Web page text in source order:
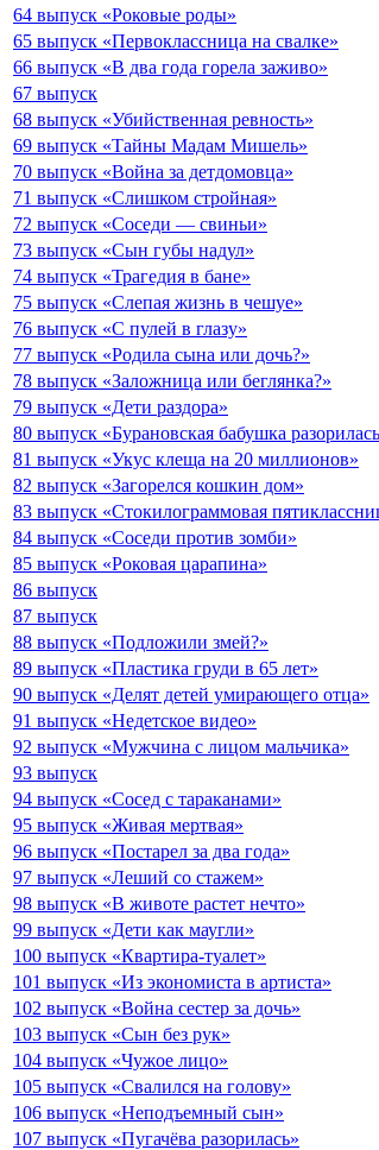
64 выпуск «Роковые роды»
65 выпуск «Первоклассница на свалке»
66 выпуск «В два года горела заживо»
67 выпуск
68 выпуск «Убийственная ревность»
69 выпуск «Тайны Мадам Мишель»
70 выпуск «Война за детдомовца»
71 выпуск «Слишком стройная»
72 выпуск «Соседи — свиньи»
73 выпуск «Сын губы надул»
74 выпуск «Трагедия в бане»
75 выпуск «Слепая жизнь в чешуе»
76 выпуск «С пулей в глазу»
77 выпуск «Родила сына или дочь?»
78 выпуск «Заложница или беглянка?»
79 выпуск «Дети раздора»
80 выпуск «Бурановская бабушка
81 выпуск «Укус клеща на 20 миллионов»
82 выпуск «Загорелся кошкин дом»
83 выпуск «Стокилограммовая
84 выпуск «Соседи против зомби»
85 выпуск «Роковая царапина»
86 выпуск
87 выпуск
88 выпуск «Подложили змей?»
89 выпуск «Пластика груди в 65 лет»
90 выпуск «Делят детей умирающего отца»
91 выпуск «Недетское видео»
92 выпуск «Мужчина с лицом мальчика»
93 выпуск
94 выпуск «Сосед с тараканами»
95 выпуск «Живая мертвая»
96 выпуск «Постарел за два года»
97 выпуск «Леший со стажем»
98 выпуск «В животе растет нечто»
99 выпуск «Дети как маугли»
100 выпуск «Квартира-туалет»
101 выпуск «Из экономиста в артиста»
102 выпуск «Война сестер за дочь»
103 выпуск «Сын без рук»
104 выпуск «Чужое лицо»
105 выпуск «Свалился на голову»
106 выпуск «Неподъемный сын»
107 выпуск «Пугачёва разорилась»